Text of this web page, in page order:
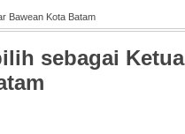
Bawean Kota Batam
sebagai Ketua